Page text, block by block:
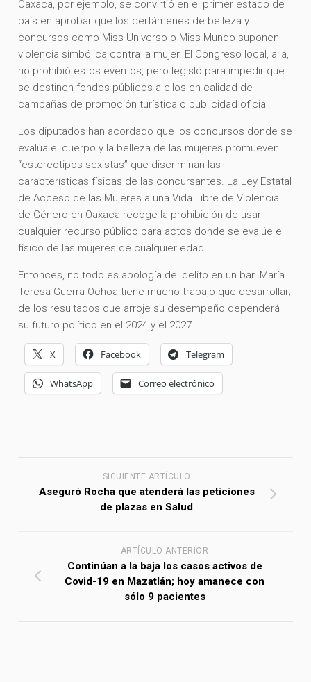
Oaxaca, por ejemplo, se convirtió en el primer estado de
país en aprobar que los certámenes de belleza y
concursos como Miss Universo o Miss Mundo suponen
violencia simbólica contra la mujer. El Congreso local, allá,
no prohibió estos eventos, pero legisló para impedir que
se destinen fondos públicos a ellos en calidad de
campañas de promoción turística o publicidad oficial.
Los diputados han acordado que los concursos donde se
evalúa el cuerpo y la belleza de las mujeres promueven
“estereotipos sexistas” que discriminan las
características físicas de las concursantes. La Ley Estatal
de Acceso de las Mujeres a una Vida Libre de Violencia
de Género en Oaxaca recoge la prohibición de usar
cualquier recurso público para actos donde se evalúe el
físico de las mujeres de cualquier edad.
Entonces, no todo es apología del delito en un bar. María
Teresa Guerra Ochoa tiene mucho trabajo que desarrollar;
de los resultados que arroje su desempeño dependerá
su futuro político en el 2024 y el 2027…
X Facebook Telegram
WhatsApp Correo electrónico
SIGUIENTE ARTÍCULO
Aseguró Rocha que atenderá las peticiones
de plazas en Salud
ARTÍCULO ANTERIOR
Continúan a la baja los casos activos de
Covid-19 en Mazatlán; hoy amanece con
sólo 9 pacientes